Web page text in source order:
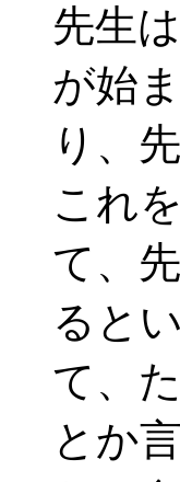
先生
が始
り、
これ
て、
ると
て、
とか